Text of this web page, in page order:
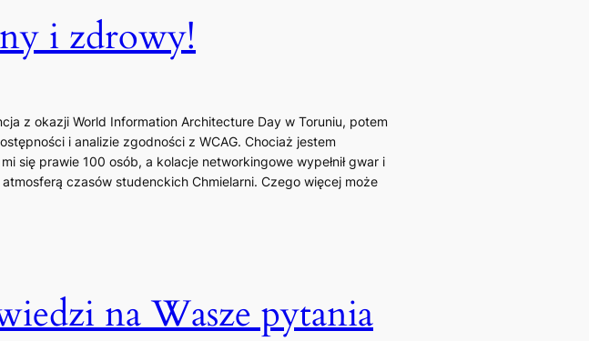
i zdrowy!
z okazji World Information Architecture Day w Toruniu, potem
i analizie zgodności z WCAG. Chociaż jestem
się prawie 100 osób, a kolacje networkingowe wypełnił gwar i
czasów studenckich Chmielarni. Czego więcej może
na Wasze pytania